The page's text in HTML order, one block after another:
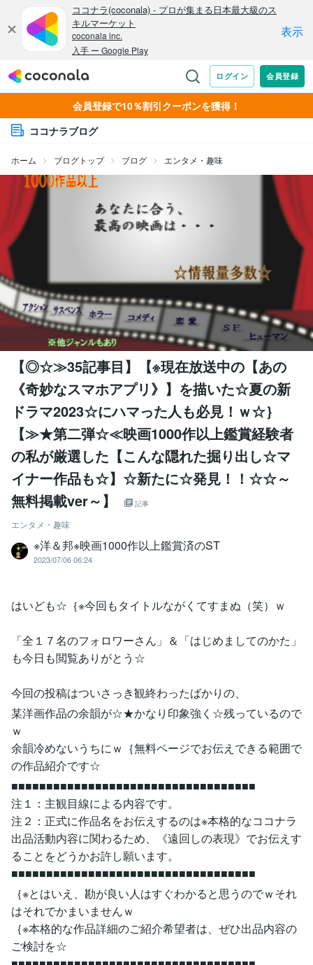
会員登録で10％割引クーポンを獲得！
ココナラブログ
ホーム ブログトップ ブログ エンタメ・趣味
【◎☆≫35記事目】【※現在放送中の【あの
《奇妙なスマホアプリ》】を描いた☆夏の新
ドラマ2023☆にハマった人も必見！ｗ☆｝
【≫★第二弾☆≪映画1000作以上鑑賞経験者
の私が厳選した【こんな隠れた掘り出し☆マ
イナー作品も☆】☆新たに☆発見！！☆☆～
無料掲載ver～】
記事
エンタメ・趣味
※洋＆邦※映画1000作以上鑑賞済のST
2023/07/06 06:24
はいども☆｛※今回もタイトルながくてすまぬ（笑）ｗ
「全１７名のフォロワーさん」＆「はじめましてのかた」
も今日も閲覧ありがとう☆
今回の投稿はついさっき観終わったばかりの、
某洋画作品の余韻が☆★かなり印象強く☆残っているので
ｗ
余韻冷めないうちにｗ｛無料ページでお伝えできる範囲で
の作品紹介です☆
■■■■■■■■■■■■■■■■■■■■■■■■■■■■■■■■■■■
注１：主観目線による内容です。
注２：正式に作品名をお伝えするのは※本格的なココナラ
出品活動内容に関わるため、《遠回しの表現》でお伝えす
ることをどうかお許し願います。
■■■■■■■■■■■■■■■■■■■■■■■■■■■■■■■■■■■
｛※とはいえ、勘が良い人はすぐわかると思うのでｗそれ
はそれでかまいませんｗ
｛※本格的な作品詳細のご紹介希望者は、ぜひ出品内容の
ご検討を☆